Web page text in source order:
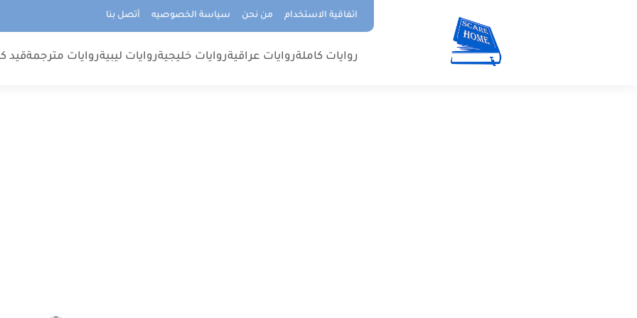
اتفاقية الاستخدام من نحن سياسة الخصوصيه أتصل بنا
روايات كاملةروايات عراقيةروايات خليجيةروايات ليبيةروايات مترجمةقيد